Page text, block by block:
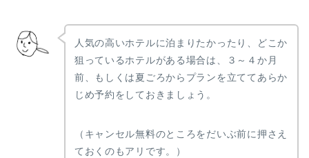
人気の高いホテルに泊まりたかったり、どこか
狙っているホテルがある場合は、３～４か月
前、もしくは夏ごろからプランを立ててあらか
じめ予約をしておきましょう。
（キャンセル無料のところをだいぶ前に押さえ
ておくのもアリです。）